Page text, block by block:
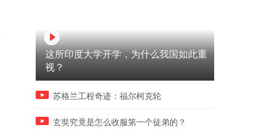
实打磨关键技术，让智能机器
7次向外籍裁判提供性招待
这所印度大学开学，为什么我国如此重
视？
苏格兰工程奇迹：福尔柯克轮
玄奘究竟是怎么收服第一个徒弟的？